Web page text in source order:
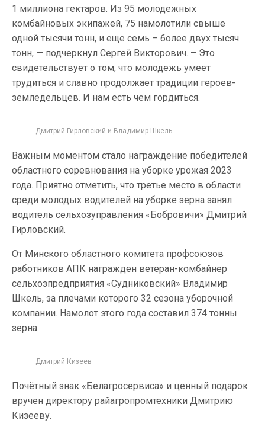
1 миллиона гектаров. Из 95 молодежных
комбайновых экипажей, 75 намолотили свыше
одной тысячи тонн, и еще семь – более двух тысяч
тонн, — подчеркнул Сергей Викторович. – Это
свидетельствует о том, что молодежь умеет
трудиться и славно продолжает традиции героев-
земледельцев. И нам есть чем гордиться.
Дмитрий Гирловский и Владимир Шкель
Важным моментом стало награждение победителей
областного соревнования на уборке урожая 2023
года. Приятно отметить, что третье место в области
среди молодых водителей на уборке зерна занял
водитель сельхозуправления «Бобровичи» Дмитрий
Гирловский.
От Минского областного комитета профсоюзов
работников АПК награжден ветеран-комбайнер
сельхозпредприятия «Судниковский» Владимир
Шкель, за плечами которого 32 сезона уборочной
компании. Намолот этого года составил 374 тонны
зерна.
Дмитрий Кизеев
Почётный знак «Белагросервиса» и ценный подарок
вручен директору райагропромтехники Дмитрию
Кизееву.